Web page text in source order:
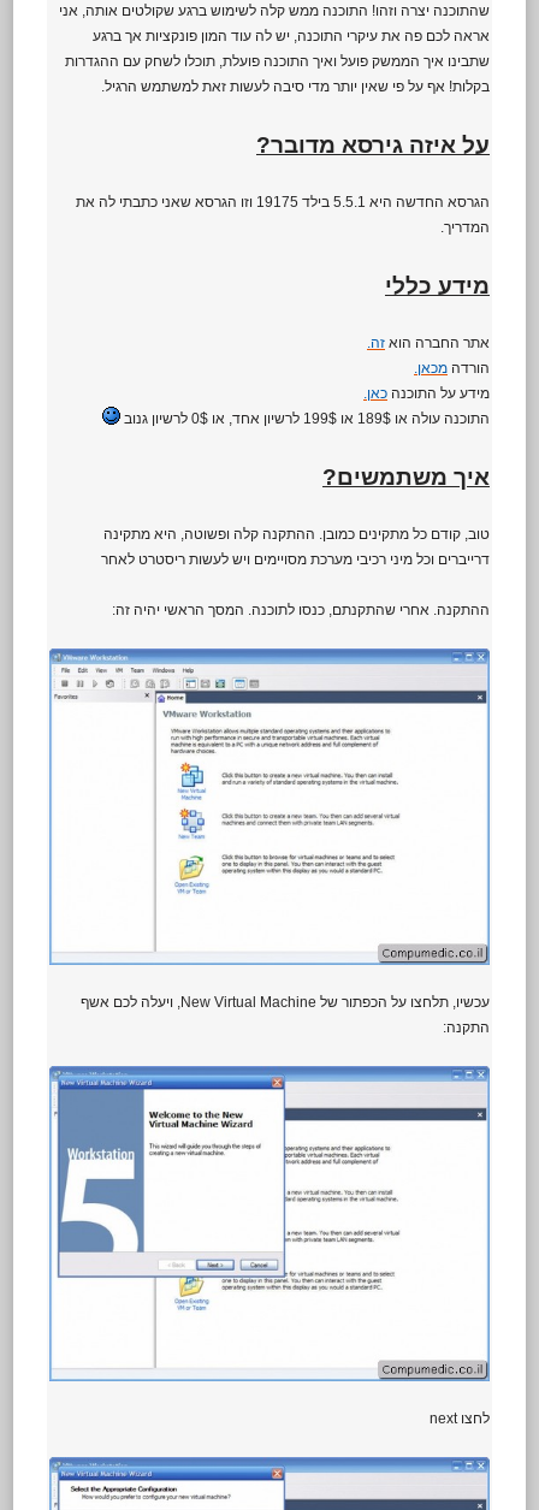
שהתוכנה יצרה וזהו! התוכנה ממש קלה לשימוש ברגע שקולטים אותה, אני
אראה לכם פה את עיקרי התוכנה, יש לה עוד המון פונקציות אך ברגע
שתבינו איך הממשק פועל ואיך התוכנה פועלת, תוכלו לשחק עם ההגדרות
בקלות! אף על פי שאין יותר מדי סיבה לעשות זאת למשתמש הרגיל.
על איזה גירסא מדובר?
הגרסא החדשה היא 5.5.1 בילד 19175 וזו הגרסא שאני כתבתי לה את
המדריך.
מידע כללי
אתר החברה הוא זה.
הורדה מכאן.
מידע על התוכנה כאן.
התוכנה עולה או 189$ או 199$ לרשיון אחד, או 0$ לרשיון גנוב
איך משתמשים?
טוב, קודם כל מתקינים כמובן. ההתקנה קלה ופשוטה, היא מתקינה
דרייברים וכל מיני רכיבי מערכת מסויימים ויש לעשות ריסטרט לאחר
ההתקנה. אחרי שהתקנתם, כנסו לתוכנה. המסך הראשי יהיה זה:
עכשיו, תלחצו על הכפתור של New Virtual Machine, ויעלה לכם אשף
התקנה:
לחצו next